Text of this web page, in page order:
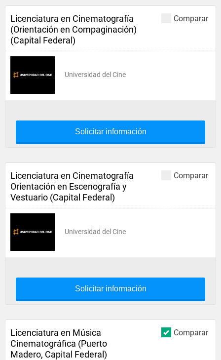
Comparar
Licenciatura en Cinematografía
(Orientación en Compaginación)
(Capital Federal)
Universidad del Cine
Solicitar información
Comparar
Licenciatura en Cinematografía
Orientación en Escenografía y
Vestuario (Capital Federal)
Universidad del Cine
Solicitar información
Comparar
Licenciatura en Música
Cinematográfica (Puerto
Madero, Capital Federal)